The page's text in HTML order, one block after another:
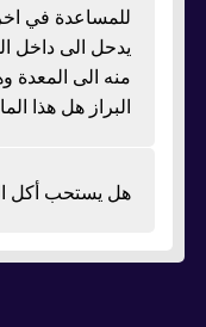
للمساعدة في
يدحل الى داخل
منه الى
البراز هل هذا
هل يستحب أكل